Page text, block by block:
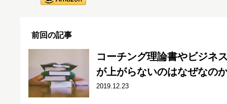
前回の記事
コーチング理論書やビジネ
が上がらないのはなぜなの
2019.12.23